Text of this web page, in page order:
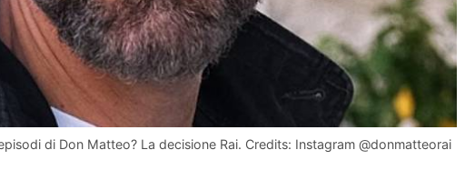
di Don Matteo? La decisione Rai. Credits: Instagram @donmatteorai